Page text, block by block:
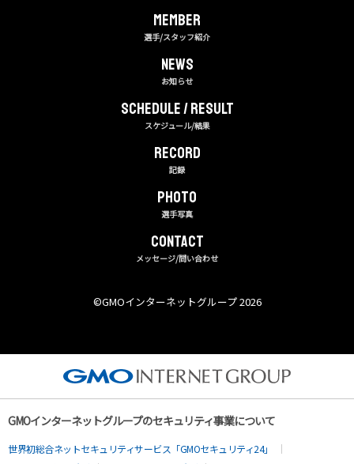
MEMBER
選手/スタッフ紹介
NEWS
お知らせ
Schedule / Result
スケジュール/結果
RECORD
記録
PHOTO
選手写真
CONTACT
メッセージ/問い合わせ
©︎GMOインターネットグループ 2026
GMOインターネットグループのセキュリティ事業について
世界初総合ネットセキュリティサービス「GMOセキュリティ24」